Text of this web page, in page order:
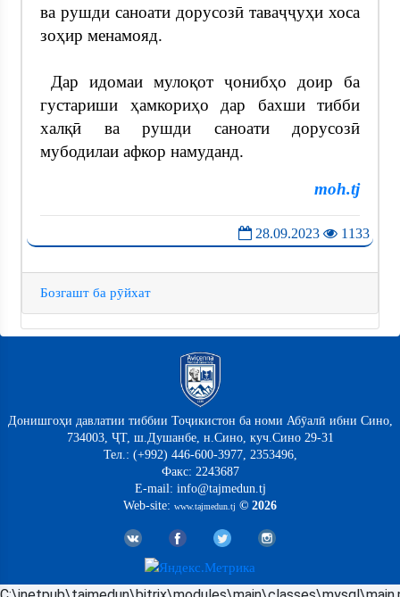
ва рушди саноати дорусозӣ таваҷҷуҳи хоса
зоҳир менамояд.
Дар идомаи мулоқот ҷонибҳо доир ба
густариши ҳамкориҳо дар бахши тибби
халқӣ ва рушди саноати дорусозӣ
мубодилаи афкор намуданд.
moh.tj
28.09.2023 1133
Бозгашт ба рӯйхат
Донишгоҳи давлатии тиббии Тоҷикистон ба номи Абӯалӣ ибни Сино,
734003, ҶТ, ш.Душанбе, н.Сино, куч.Сино 29-31
Тел.: (+992) 446-600-3977, 2353496,
Факс: 2243687
E-mail: info@tajmedun.tj
Web-site: www.tajmedun.tj © 2026